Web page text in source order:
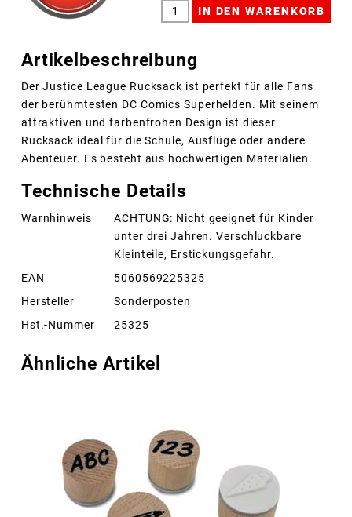
Artikelbeschreibung
Der Justice League Rucksack ist perfekt für alle Fans
der berühmtesten DC Comics Superhelden. Mit seinem
attraktiven und farbenfrohen Design ist dieser
Rucksack ideal für die Schule, Ausflüge oder andere
Abenteuer. Es besteht aus hochwertigen Materialien.
Technische Details
Warnhinweis
ACHTUNG: Nicht geeignet für Kinder
unter drei Jahren. Verschluckbare
Kleinteile, Erstickungsgefahr.
EAN
5060569225325
Hersteller
Sonderposten
Hst.-Nummer
25325
Ähnliche Artikel